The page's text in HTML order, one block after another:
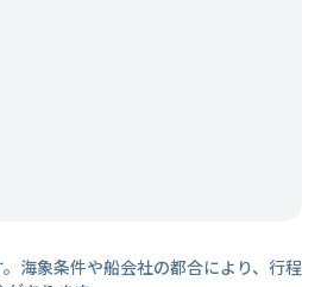
海象条件や船会社の都合により、行程